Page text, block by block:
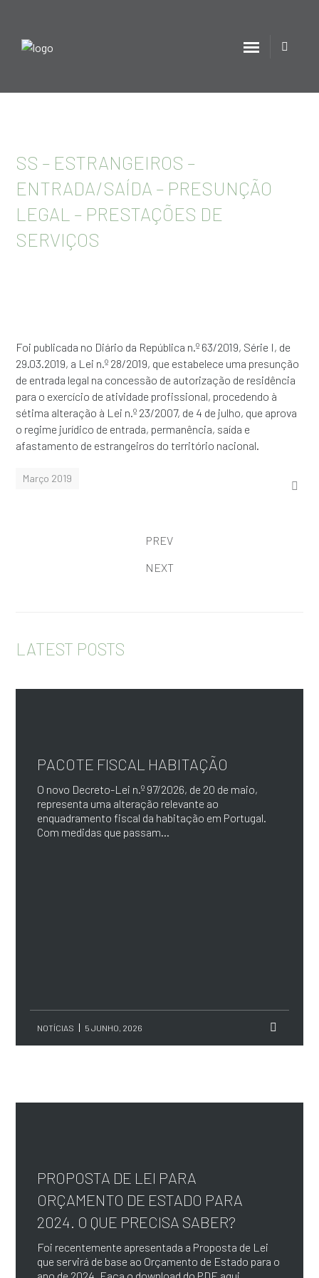
SS – ESTRANGEIROS –
ENTRADA/SAÍDA – PRESUNÇÃO
LEGAL – PRESTAÇÕES DE
SERVIÇOS
Foi publicada no Diário da República n.º 63/2019, Série I, de
29.03.2019, a Lei n.º 28/2019, que estabelece uma presunção
de entrada legal na concessão de autorização de residência
para o exercício de atividade profissional, procedendo à
sétima alteração à Lei n.º 23/2007, de 4 de julho, que aprova
o regime jurídico de entrada, permanência, saída e
afastamento de estrangeiros do território nacional.
Março 2019
PREV
NEXT
LATEST POSTS
PACOTE FISCAL HABITAÇÃO
O novo Decreto-Lei n.º 97/2026, de 20 de maio,
representa uma alteração relevante ao
enquadramento fiscal da habitação em Portugal.
Com medidas que passam...
NOTÍCIAS 5 JUNHO, 2026
PROPOSTA DE LEI PARA
ORÇAMENTO DE ESTADO PARA
2024. O QUE PRECISA SABER?
Foi recentemente apresentada a Proposta de Lei
que servirá de base ao Orçamento de Estado para o